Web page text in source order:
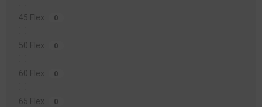
45 Flex 0
50 Flex 0
60 Flex 0
65 Flex 0